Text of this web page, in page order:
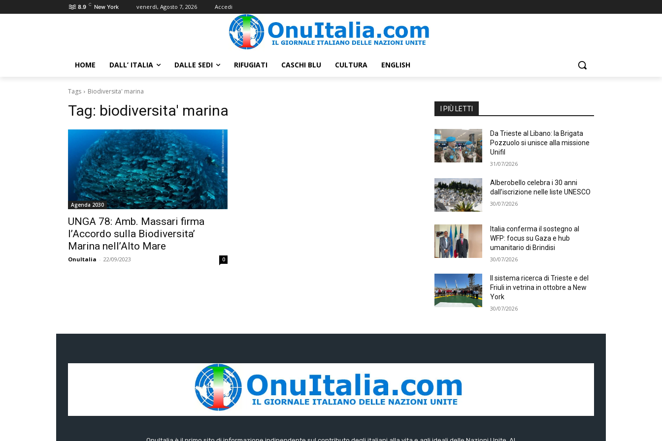
8.9 C New York venerdì, Agosto 7, 2026 Accedi
HOME DALL’ ITALIA DALLE SEDI RIFUGIATI CASCHI BLU CULTURA ENGLISH
Tags Biodiversita' marina
Tag: biodiversita' marina
Agenda 2030
UNGA 78: Amb. Massari firma
l’Accordo sulla Biodiversita’
Marina nell’Alto Mare
OnuItalia - 22/09/2023 0
I PIÙ LETTI
Da Trieste al Libano: la Brigata
Pozzuolo si unisce alla missione
Unifil
31/07/2026
Alberobello celebra i 30 anni
dall’iscrizione nelle liste UNESCO
30/07/2026
Italia conferma il sostegno al
WFP: focus su Gaza e hub
umanitario di Brindisi
30/07/2026
Il sistema ricerca di Trieste e del
Friuli in vetrina in ottobre a New
York
30/07/2026